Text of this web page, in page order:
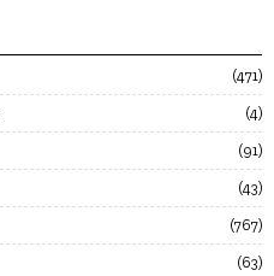
471
4
91
43
767
63